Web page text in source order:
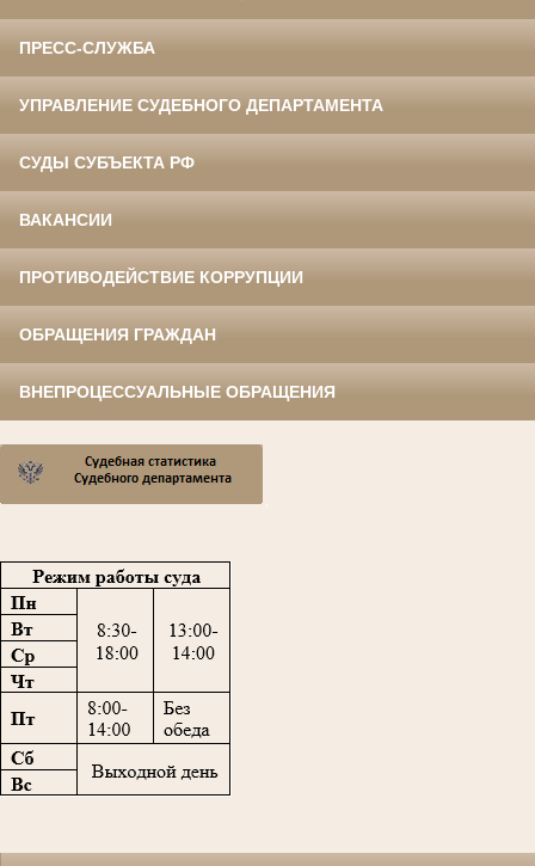
ПРЕСС-СЛУЖБА
УПРАВЛЕНИЕ СУДЕБНОГО ДЕПАРТАМЕНТА
СУДЫ СУБЪЕКТА РФ
ВАКАНСИИ
ПРОТИВОДЕЙСТВИЕ КОРРУПЦИИ
ОБРАЩЕНИЯ ГРАЖДАН
ВНЕПРОЦЕССУАЛЬНЫЕ ОБРАЩЕНИЯ